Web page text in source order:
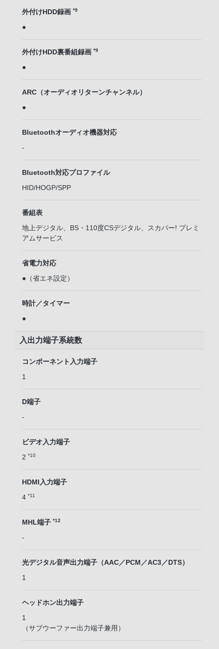
外付けHDD録画 *9
●
外付けHDD裏番組録画 *9
●
ARC（オーディオリターンチャンネル）
●
Bluetoothオーディオ機器対応
-
Bluetooth対応プロファイル
HID/HOGP/SPP
番組表
地上デジタル、BS・110度CSデジタル、スカパー! プレミ
アムサービス
省電力対応
●（省エネ設定）
時計／タイマー
●
入出力端子系統数
コンポーネント入力端子
1
D端子
-
ビデオ入力端子
2 *10
HDMI入力端子
4 *11
MHL端子 *12
-
光デジタル音声出力端子（AAC／PCM／AC3／DTS）
1
ヘッドホン出力端子
1
（サブウーファー出力端子兼用）